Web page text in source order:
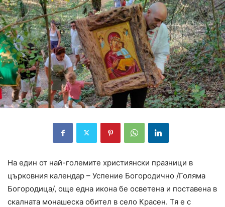
На един от най-големите християнски празници в
църковния календар – Успение Богородично /Голяма
Богородица/, още една икона бе осветена и поставена в
скалната монашеска обител в село Красен. Тя е с